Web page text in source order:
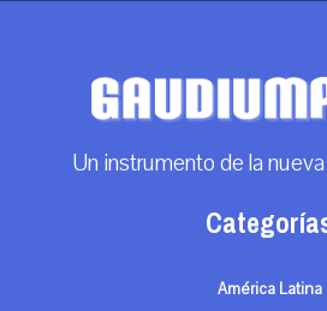
Un instrumento de la
América Latina